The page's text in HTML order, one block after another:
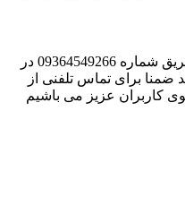
شما برای ارتباط با ما می توانید از طریق شماره 09364549266 در
ضمنا برای تماس تلفنی از